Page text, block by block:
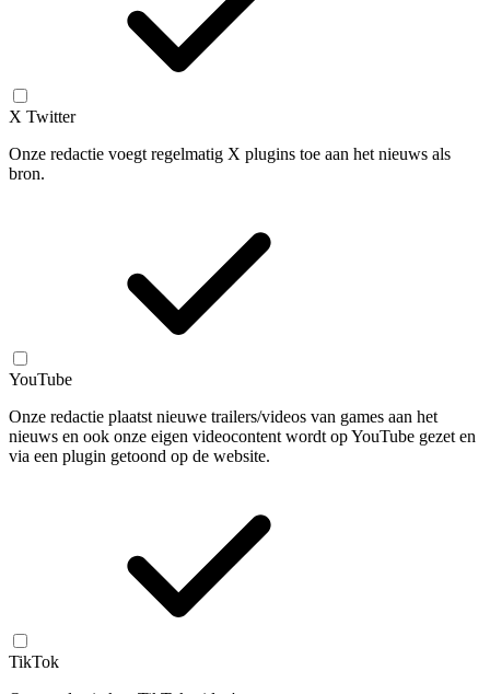
X Twitter
Onze redactie voegt regelmatig X plugins toe aan het nieuws als
bron.
YouTube
Onze redactie plaatst nieuwe trailers/videos van games aan het
nieuws en ook onze eigen videocontent wordt op YouTube gezet en
via een plugin getoond op de website.
TikTok